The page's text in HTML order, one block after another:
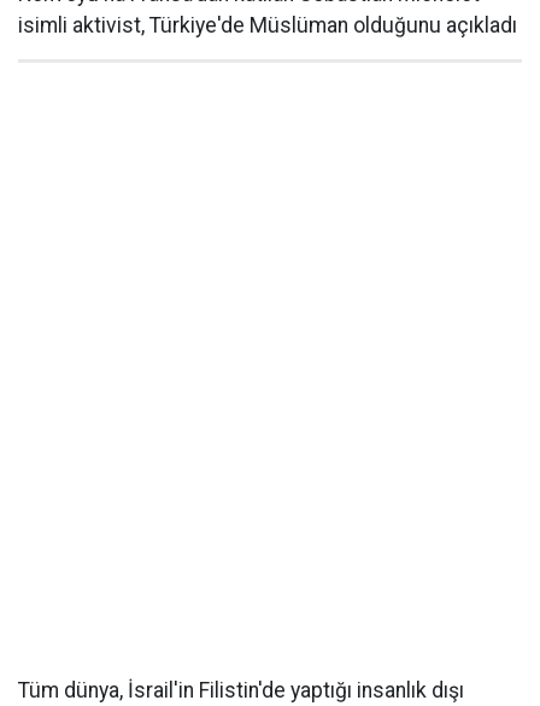
isimli aktivist, Türkiye'de Müslüman olduğunu açıkladı
Tüm dünya, İsrail'in Filistin'de yaptığı insanlık dışı